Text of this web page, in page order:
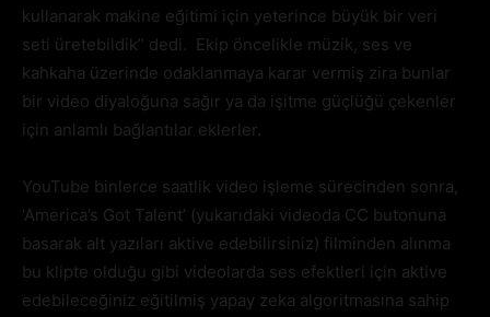
kullanarak makine eğitimi için yeterince büyük bir veri
seti üretebildik” dedi. Ekip öncelikle müzik, ses ve
kahkaha üzerinde odaklanmaya karar vermiş zira bunlar
bir video diyaloğuna sağır ya da işitme güçlüğü çekenler
için anlamlı bağlantılar eklerler.
YouTube binlerce saatlik video işleme sürecinden sonra,
‘America’s Got Talent’ (yukarıdaki videoda CC butonuna
basarak alt yazıları aktive edebilirsiniz) filminden alınma
bu klipte olduğu gibi videolarda ses efektleri için aktive
edebileceğiniz eğitilmiş yapay zeka algoritmasına sahip